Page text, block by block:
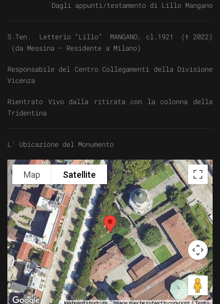
Dagli appunti/testamento di Lillo Mangano
S.Ten. Letterio “Lillo” MANGANO, cl.1921 († 2022)
(da Messina – Residente a Milano)
Responsabile del Centro Collegamenti della Divisione
Vicenza
Rientrato Vivo dalla ritirata con la colonna della
Tridentina
L' Ubicazione del Monumento
Map Satellite